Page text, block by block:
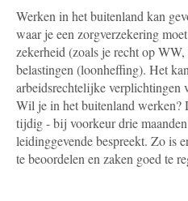
Werken in het buitenland kan
waar je een zorgverzekering
zekerheid (zoals je recht op
belastingen (loonheffing). Het
arbeidsrechtelijke verplichtingen
Wil je in het buitenland werken?
tijdig - bij voorkeur drie
leidinggevende bespreekt. Zo is
te beoordelen en zaken goed te